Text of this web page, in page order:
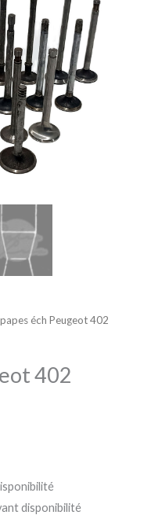
éch Peugeot 402
402
€
€
disponibilité